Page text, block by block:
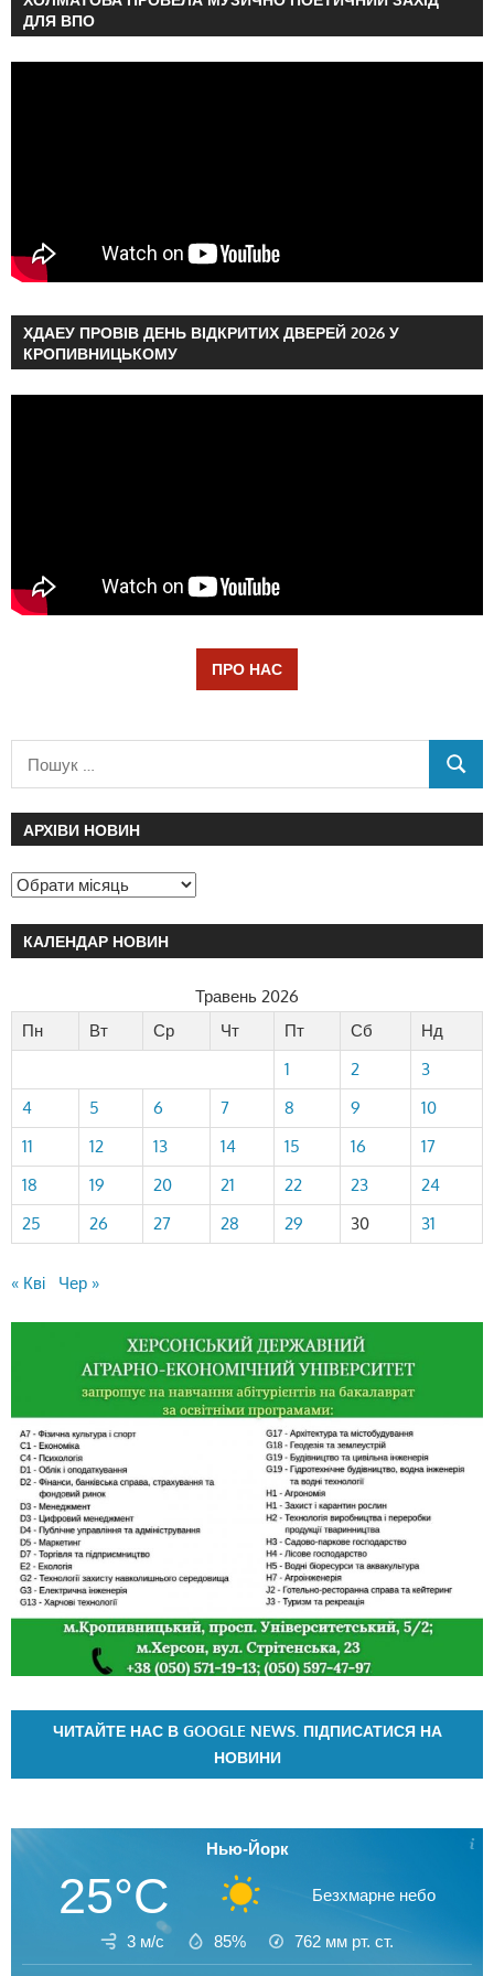
ДЛЯ ВПО
ХДАЕУ ПРОВІВ ДЕНЬ ВІДКРИТИХ ДВЕРЕЙ 2026 У
КРОПИВНИЦЬКОМУ
ПРО НАС
АРХІВИ НОВИН
КАЛЕНДАР НОВИН
Травень 2026
Пн
Вт Ср Чт Пт Сб
Нд
1
2
3
4
5 6 7 8 9
10
11
12 13 14 15 16
17
18
19 20 21 22 23
24
25
26 27 28 29 30 31
« Кві Чер »
ЧИТАЙТЕ НАС В GOOGLE NEWS. ПІДПИСАТИСЯ НА
НОВИНИ
Нью-Йорк
25°C Безхмарне небо
3 м/с 85% 762 мм рт. ст.